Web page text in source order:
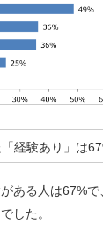
経験あり」は
ある人は67%で
した。